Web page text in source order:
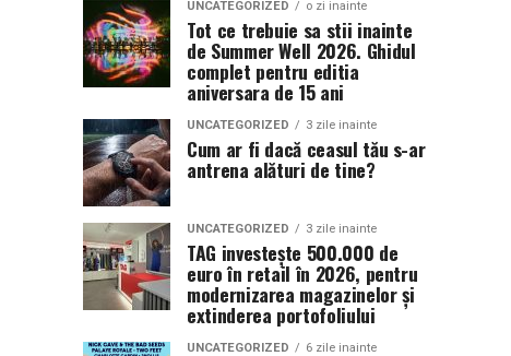
UNCATEGORIZED o zi inainte
Tot ce trebuie sa stii inainte
de Summer Well 2026. Ghidul
complet pentru editia
aniversara de 15 ani
UNCATEGORIZED 3 zile inainte
Cum ar fi dacă ceasul tău s-ar
antrena alături de tine?
UNCATEGORIZED 3 zile inainte
TAG investește 500.000 de
euro în retail în 2026, pentru
modernizarea magazinelor și
extinderea portofoliului
UNCATEGORIZED 6 zile inainte